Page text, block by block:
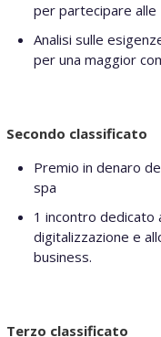
per partecipare alle
Analisi sulle
per una maggior
Secondo classificato
Premio in denaro
spa
1 incontro dedicato
digitalizzazione e
business.
Terzo classificato